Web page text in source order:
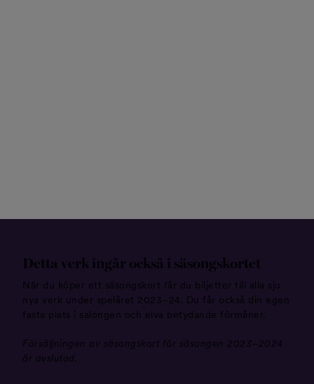
Detta verk ingår också i säsongskortet
När du köper ett säsongskort får du biljetter till alla sju
nya verk under spelåret 2023–24. Du får också din egen
fasta plats i salongen och elva betydande förmåner.
Försäljningen av säsongskort för säsongen 2023–2024
är avslutad.